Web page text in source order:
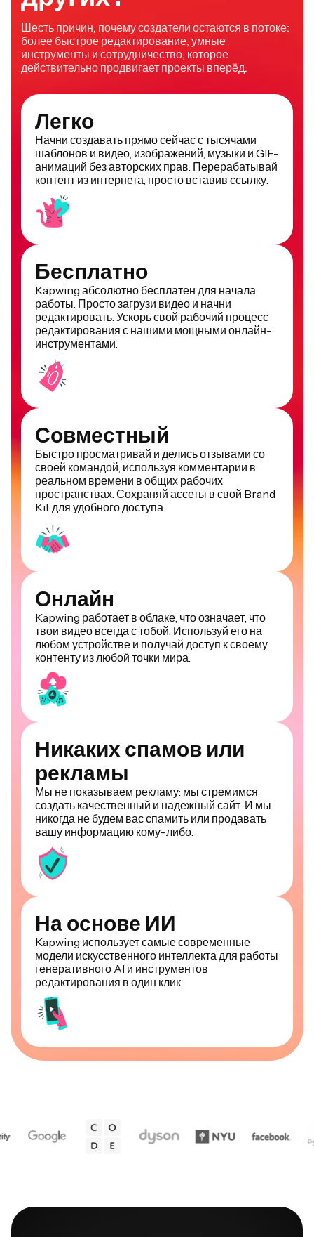
Шесть причин, почему создатели остаются в потоке:
более быстрое редактирование, умные
инструменты и сотрудничество, которое
действительно продвигает проекты вперёд.
Легко
Начни создавать прямо сейчас с тысячами
шаблонов и видео, изображений, музыки и GIF-
анимаций без авторских прав. Перерабатывай
контент из интернета, просто вставив ссылку.
Бесплатно
Kapwing абсолютно бесплатен для начала
работы. Просто загрузи видео и начни
редактировать. Ускорь свой рабочий процесс
редактирования с нашими мощными онлайн-
инструментами.
Совместный
Быстро просматривай и делись отзывами со
своей командой, используя комментарии в
реальном времени в общих рабочих
пространствах. Сохраняй ассеты в свой Brand
Kit для удобного доступа.
Онлайн
Kapwing работает в облаке, что означает, что
твои видео всегда с тобой. Используй его на
любом устройстве и получай доступ к своему
контенту из любой точки мира.
Никаких спамов или
рекламы
Мы не показываем рекламу: мы стремимся
создать качественный и надежный сайт. И мы
никогда не будем вас спамить или продавать
вашу информацию кому-либо.
На основе ИИ
Kapwing использует самые современные
модели искусственного интеллекта для работы
генеративного AI и инструментов
редактирования в один клик.